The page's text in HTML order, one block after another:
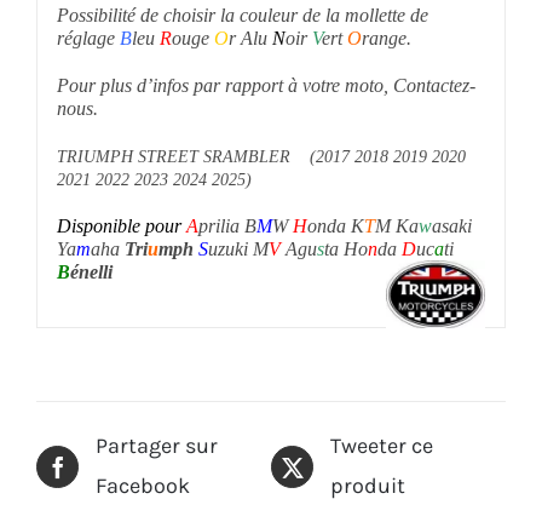
Possibilité de choisir la couleur de la mollette de
réglage Bleu Rouge Or Alu Noir VertOrange.
Pour plus d’infos par rapport à votre moto, Contactez-
nous.
TRIUMPH STREET SRAMBLER (2017 2018 2019 2020
2021 2022 2023 2024 2025)
Disponible pour Aprilia BMWHonda KTM Kawasaki
Yamaha Triumph Suzuki MVAgusta Honda Ducati
Bénelli
Partager sur
Facebook
Tweeter ce
produit